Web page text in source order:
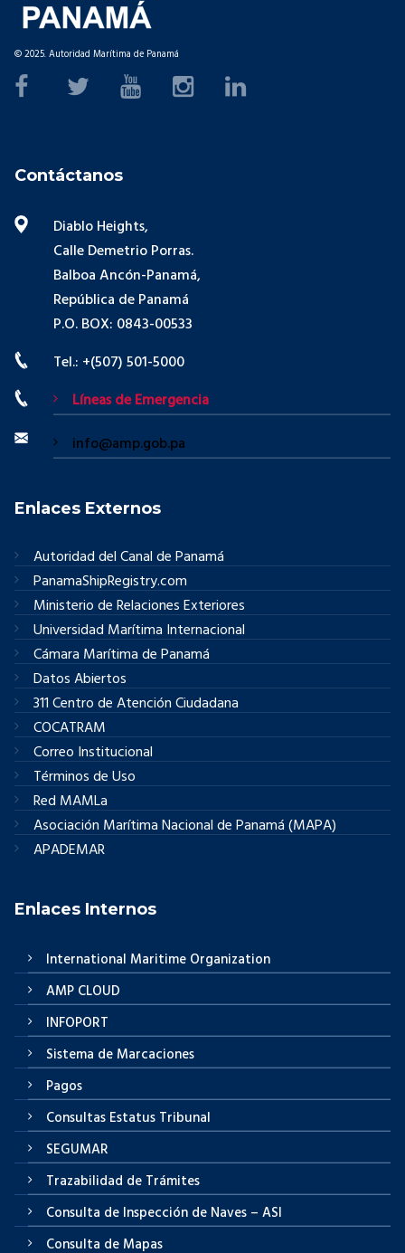
© 2025. Autoridad Marítima de Panamá
Contáctanos
Diablo Heights,
Calle Demetrio Porras.
Balboa Ancón-Panamá,
República de Panamá
P.O. BOX: 0843-00533
Tel.: +(507) 501-5000
Líneas de Emergencia
info@amp.gob.pa
Enlaces Externos
Autoridad del Canal de Panamá
PanamaShipRegistry.com
Ministerio de Relaciones Exteriores
Universidad Marítima Internacional
Cámara Marítima de Panamá
Datos Abiertos
311 Centro de Atención Ciudadana
COCATRAM
Correo Institucional
Términos de Uso
Red MAMLa
Asociación Marítima Nacional de Panamá (MAPA)
APADEMAR
Enlaces Internos
International Maritime Organization
AMP CLOUD
INFOPORT
Sistema de Marcaciones
Pagos
Consultas Estatus Tribunal
SEGUMAR
Trazabilidad de Trámites
Consulta de Inspección de Naves – ASI
Consulta de Mapas